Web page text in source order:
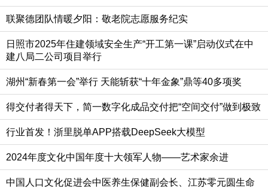
联聚德团队情暖夕阳：敬老院志愿服务纪实
日照市2025年住建领域安全生产“开工第一课”启动仪式在中
建八局二公司项目举行
湖州“新春第一会”举行 天能斩获“十年金象”鼎等40多项奖
得交付者得天下，简一数字化成品交付把“空间交付”做到极致
行业首发！浙里脱单APP搭载DeepSeek大模型
2024年度文化中国年度十大领军人物——艺术家余进
中国人口文化促进会中医养生保健副会长、江苏零元圆生命